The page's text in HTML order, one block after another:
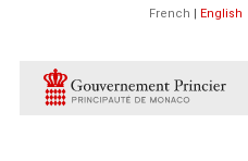
French | English